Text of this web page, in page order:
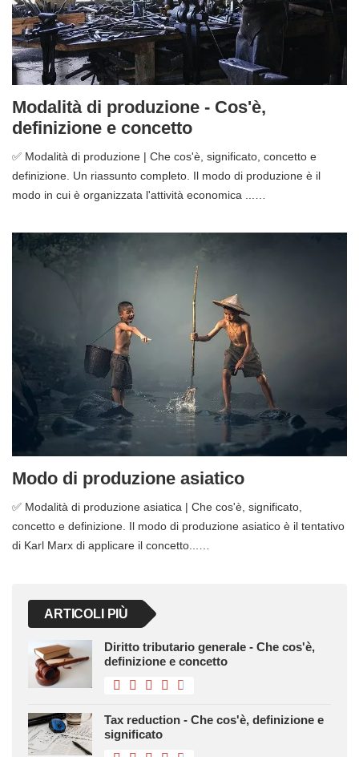
Modalità di produzione - Cos'è,
definizione e concetto
✅ Modalità di produzione | Che cos'è, significato, concetto e
definizione. Un riassunto completo. Il modo di produzione è il
modo in cui è organizzata l'attività economica ...…
Modo di produzione asiatico
✅ Modalità di produzione asiatica | Che cos'è, significato,
concetto e definizione. Il modo di produzione asiatico è il tentativo
di Karl Marx di applicare il concetto...…
ARTICOLI PIÙ
Diritto tributario generale - Che cos'è,
definizione e concetto
Tax reduction - Che cos'è, definizione e
significato